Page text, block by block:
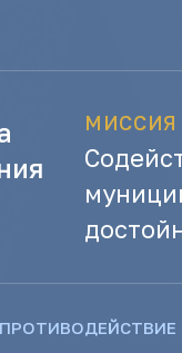
МИССИЯ
ПРОТИВОДЕЙСТВИЕ